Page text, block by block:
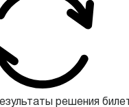
решения